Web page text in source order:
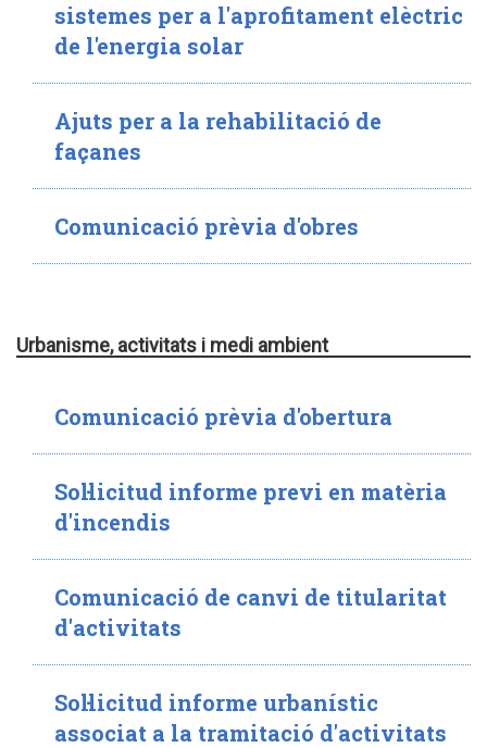
sistemes per a l'aprofitament elèctric
de l'energia solar
Ajuts per a la rehabilitació de
façanes
Comunicació prèvia d'obres
Urbanisme, activitats i medi ambient
Comunicació prèvia d'obertura
Sol·licitud informe previ en matèria
d'incendis
Comunicació de canvi de titularitat
d'activitats
Sol·licitud informe urbanístic
associat a la tramitació d'activitats